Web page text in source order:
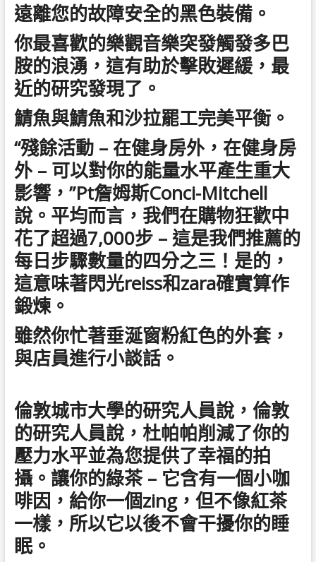
遠離您的故障安全的黑色裝備。
你最喜歡的樂觀音樂突發觸發多巴
胺的浪湧，這有助於擊敗遲緩，最
近的研究發現了。
鯖魚與鯖魚和沙拉罷工完美平衡。
“殘餘活動 – 在健身房外，在健身房
外 – 可以對你的能量水平產生重大
影響，”Pt詹姆斯Conci-Mitchell
說。平均而言，我們在購物狂歡中
花了超過7,000步 – 這是我們推薦的
每日步驟數量的四分之三！是的，
這意味著閃光reiss和zara確實算作
鍛煉。
雖然你忙著垂涎窗粉紅色的外套，
與店員進行小談話。
倫敦城市大學的研究人員說，倫敦
的研究人員說，杜帕帕削減了你的
壓力水平並為您提供了幸福的拍
攝。讓你的綠茶 – 它含有一個小咖
啡因，給你一個zing，但不像紅茶
一樣，所以它以後不會干擾你的睡
眠。